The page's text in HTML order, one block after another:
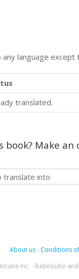
language
translated.
Make
About us- Conditions
Inc. - Babelcube